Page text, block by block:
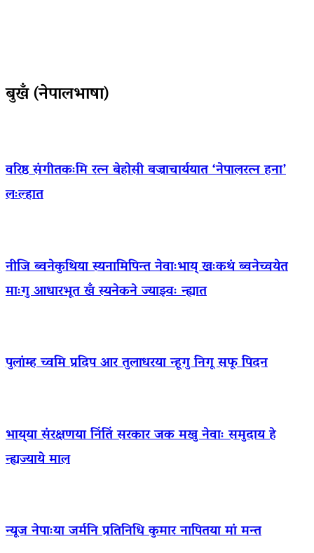
बुखँ (नेपालभाषा)
वरिष्ठ संगीतकःमि रत्न बेहोसी बज्राचार्ययात ‘नेपालरत्न हना’
लःल्हात
नीजि ब्वनेकुथिया स्यनामिपिन्त नेवाःभाय् खःकथं ब्वनेच्वयेत
माःगु आधारभूत खँ स्यनेकने ज्याझ्वः न्ह्यात
पुलांम्ह च्वमि प्रदिप आर तुलाधरया न्हूगु निगू सफू पिदन
भाय्‌या संरक्षणया निंतिं सरकार जक मखु नेवाः समुदाय हे
न्ह्यज्याये माल
न्यूज नेपाःया जर्मनि प्रतिनिधि कुमार नापितया मां मन्त